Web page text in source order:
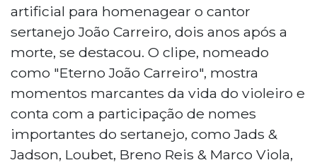
artificial para homenagear o cantor
sertanejo João Carreiro, dois anos após a
morte, se destacou. O clipe, nomeado
como "Eterno João Carreiro", mostra
momentos marcantes da vida do violeiro e
conta com a participação de nomes
importantes do sertanejo, como Jads &
Jadson, Loubet, Breno Reis & Marco Viola,